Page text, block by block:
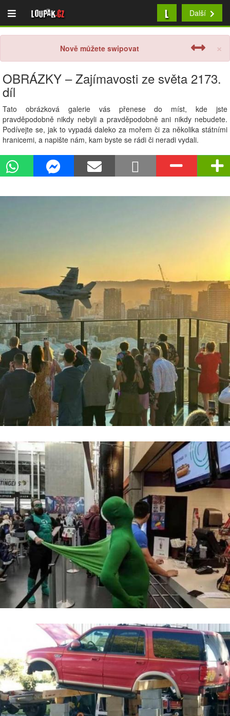
Loupak.cz L Další
×
Nově můžete swipovat
OBRÁZKY – Zajímavosti ze světa 2173.
díl
Tato obrázková galerie vás přenese do míst, kde jste
pravděpodobně nikdy nebyli a pravděpodobně ani nikdy nebudete.
Podívejte se, jak to vypadá daleko za mořem či za několika státními
hranicemi, a napište nám, kam byste se rádi či neradi vydali.